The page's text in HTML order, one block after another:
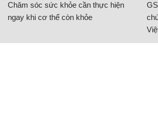
Chăm sóc sức khỏe cần thực hiện
ngay khi cơ thể còn khỏe